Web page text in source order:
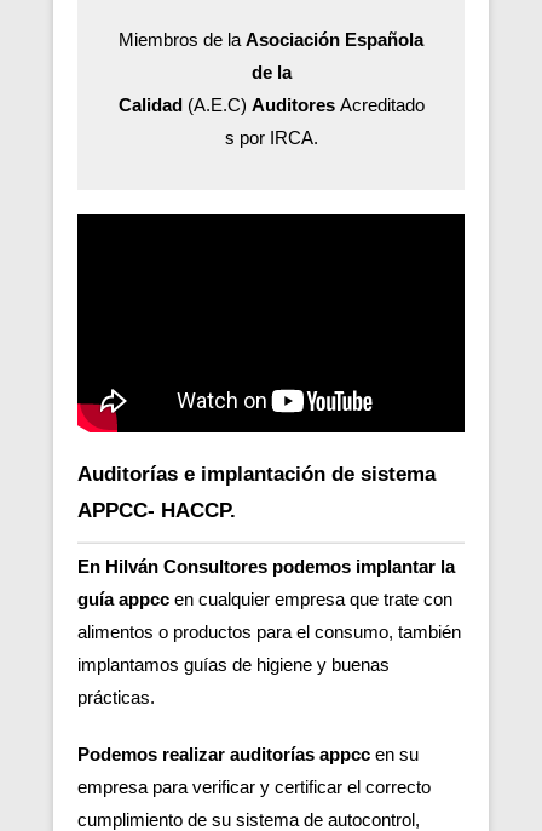
Miembros de la Asociación Española
de la
Calidad(A.E.C) AuditoresAcreditado
s por IRCA.
Auditorías e implantación de sistema
APPCC- HACCP.
En Hilván Consultores podemos implantar la
guía appcc en cualquier empresa que trate con
alimentos o productos para el consumo, también
implantamos guías de higiene y buenas
prácticas.
Podemos realizar auditorías appcc en su
empresa para verificar y certificar el correcto
cumplimiento de su sistema de autocontrol,